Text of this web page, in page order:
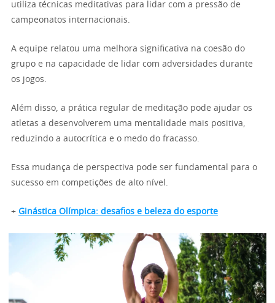
utiliza técnicas meditativas para lidar com a pressão de
campeonatos internacionais.
A equipe relatou uma melhora significativa na coesão do
grupo e na capacidade de lidar com adversidades durante
os jogos.
Além disso, a prática regular de meditação pode ajudar os
atletas a desenvolverem uma mentalidade mais positiva,
reduzindo a autocrítica e o medo do fracasso.
Essa mudança de perspectiva pode ser fundamental para o
sucesso em competições de alto nível.
+ Ginástica Olímpica: desafios e beleza do esporte